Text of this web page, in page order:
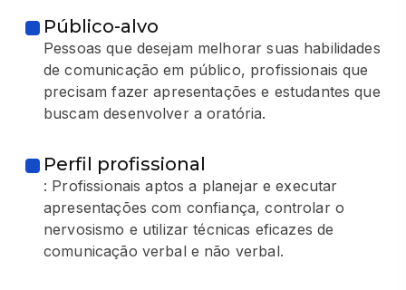
Público-alvo
Pessoas que desejam melhorar suas habilidades
de comunicação em público, profissionais que
precisam fazer apresentações e estudantes que
buscam desenvolver a oratória.
Perfil profissional
: Profissionais aptos a planejar e executar
apresentações com confiança, controlar o
nervosismo e utilizar técnicas eficazes de
comunicação verbal e não verbal.